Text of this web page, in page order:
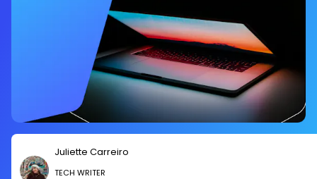
Juliette Carreiro
TECH WRITER